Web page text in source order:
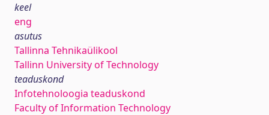
keel
eng
asutus
Tallinna Tehnikaülikool
Tallinn University of Technology
teaduskond
Infotehnoloogia teaduskond
Faculty of Information Technology